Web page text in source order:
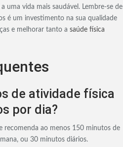
uma vida mais saudável. Lembre-se de
é um investimento na sua qualidade
e melhorar tanto a saúde física
de atividade física
por dia?
recomenda ao menos 150 minutos de
ou 30 minutos diários.